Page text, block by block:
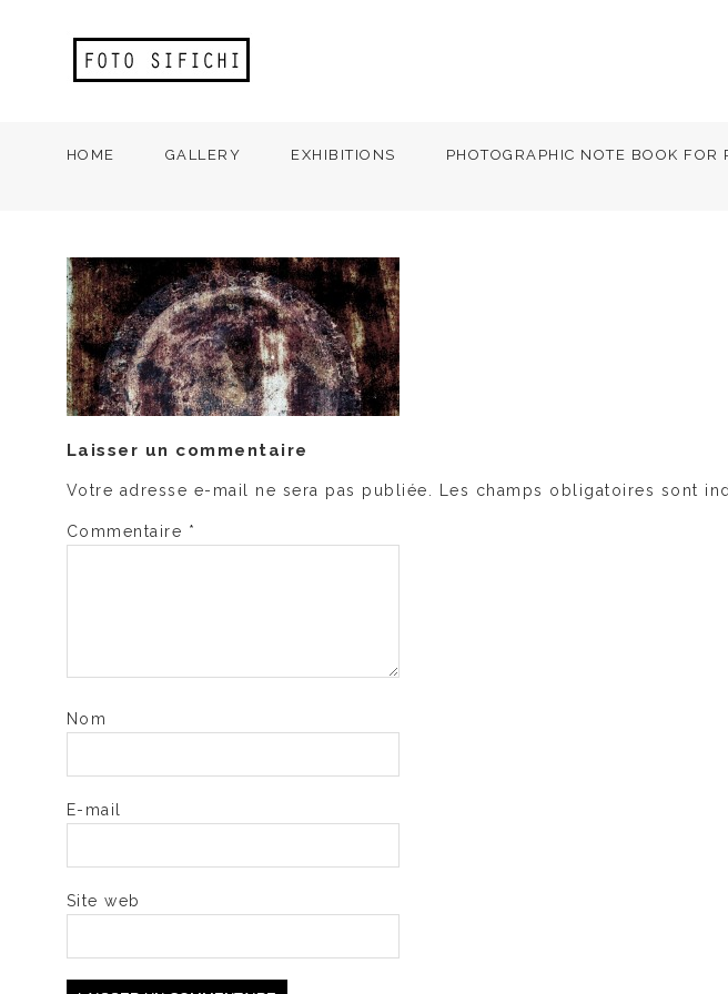
HOME GALLERY EXHIBITIONS PHOTOGRAPHIC NOTE BOOK FOR
Laisser un commentaire
Votre adresse e-mail ne sera pas publiée. Les champs obligatoires sont
Commentaire *
Nom
E-mail
Site web